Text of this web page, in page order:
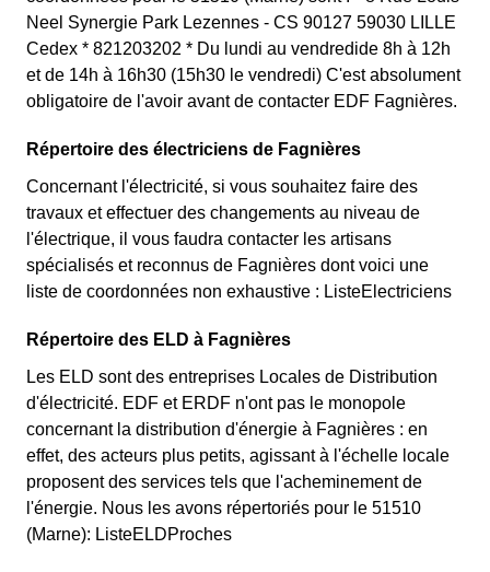
Neel Synergie Park Lezennes - CS 90127 59030 LILLE
Cedex * 821203202 * Du lundi au vendredide 8h à 12h
et de 14h à 16h30 (15h30 le vendredi) C'est absolument
obligatoire de l'avoir avant de contacter EDF Fagnières.
Répertoire des électriciens de Fagnières
Concernant l'électricité, si vous souhaitez faire des
travaux et effectuer des changements au niveau de
l'électrique, il vous faudra contacter les artisans
spécialisés et reconnus de Fagnières dont voici une
liste de coordonnées non exhaustive : ListeElectriciens
Répertoire des ELD à Fagnières
Les ELD sont des entreprises Locales de Distribution
d'électricité. EDF et ERDF n'ont pas le monopole
concernant la distribution d'énergie à Fagnières : en
effet, des acteurs plus petits, agissant à l'échelle locale
proposent des services tels que l'acheminement de
l'énergie. Nous les avons répertoriés pour le 51510
(Marne): ListeELDProches